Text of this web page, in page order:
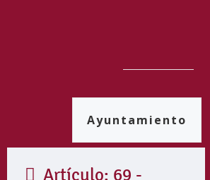
Ayuntamiento
Artículo: 69 -